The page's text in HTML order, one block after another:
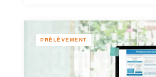
PRÉLÈVEMENT